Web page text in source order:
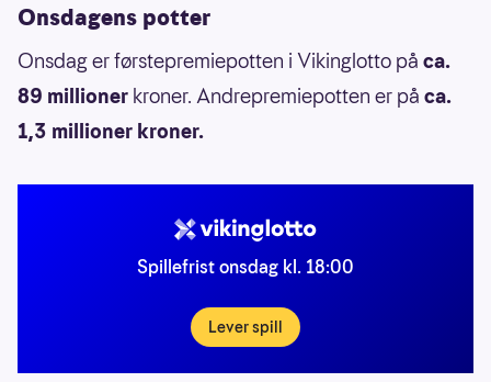
Onsdagens potter
Onsdag er førstepremiepotten i Vikinglotto på ca.
89 millioner kroner. Andrepremiepotten er på ca.
1,3 millioner kroner.
Spillefrist onsdag kl. 18:00
Lever spill